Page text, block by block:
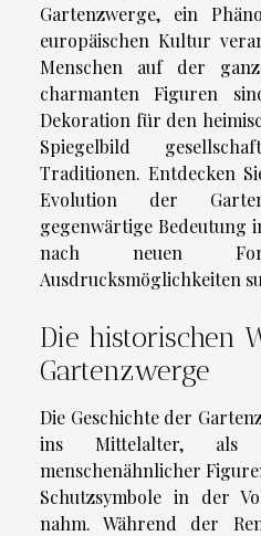
Gartenzwerge, ein
europäischen Kultur
Menschen auf der
charmanten Figuren
Dekoration für den
Spiegelbild
Traditionen. Entdecken
Evolution der
gegenwärtige Bedeutung
nach neuen
Ausdrucksmöglichkeiten
Die historischen
Gartenzwerge
Die Geschichte der
ins Mittelalter,
menschenähnlicher
Schutzsymbole in der
nahm. Während der